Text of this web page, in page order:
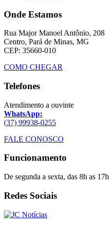
Onde Estamos
Rua Major Manoel Antônio, 208
Centro, Pará de Minas, MG
CEP: 35660-010
COMO CHEGAR
Telefones
Atendimento a ouvinte
WhatsApp:
(37) 99938-0255
FALE CONOSCO
Funcionamento
De segunda a sexta, das 8h as 17h
Redes Sociais